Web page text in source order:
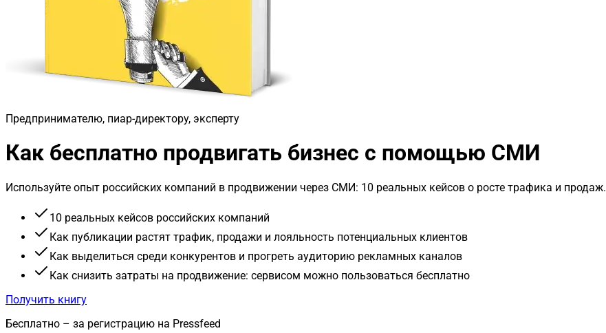
Предпринимателю, пиар-директору, эксперту
Как бесплатно продвигать бизнес с помощью СМИ
Используйте опыт российских компаний в продвижении через СМИ: 10 реальных кейсов о росте трафика и продаж.
10 реальных кейсов российских компаний
Как публикации растят трафик, продажи и лояльность потенциальных клиентов
Как выделиться среди конкурентов и прогреть аудиторию рекламных каналов
Как снизить затраты на продвижение: сервисом можно пользоваться бесплатно
Получить книгу
Бесплатно – за регистрацию на Pressfeed